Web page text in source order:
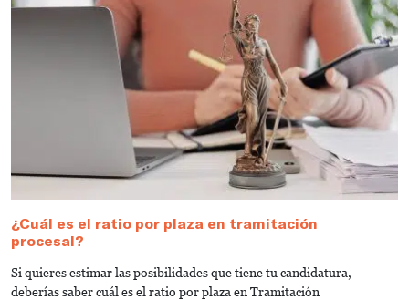
¿Cuál es el ratio por plaza en tramitación
procesal?
Si quieres estimar las posibilidades que tiene tu candidatura,
deberías saber cuál es el ratio por plaza en Tramitación